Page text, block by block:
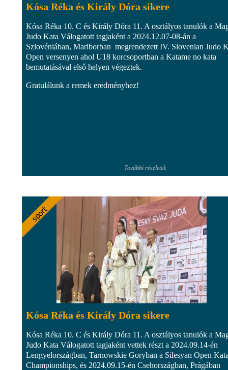
Kósa Réka és Király Dóra sikere
Kósa Réka 10. C és Király Dóra 11. A osztályos tanulók a
Judo Kata Válogatott tagjaként a 2024.12.07-08-án a
Szlovéniában, Mariborban megrendezett IV. Slovenian Judo
Open versenyen ahol U18 korcsoportban a Katame no kata
bemutatásával első helyen végeztek.
Gratulálunk a remek eredményhez!
További részletek
Kósa Réka és Király Dóra sikere
Kósa Réka 10. C és Király Dóra 11. A osztályos tanulók a
Judo Kata Válogatott tagjaként vettek részt a 2024.09.14-én
Lengyelországban, Tarnowskie Goryban a Silesyan Open
Championships, és 2024.09.15-én Csehországban, Prágában